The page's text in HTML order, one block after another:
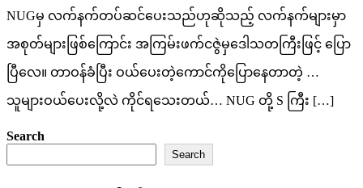
NUGမှ လက်နက်တပ်ဆင်ပေးသည်ဟုဆိုသည့် လက်နက်များမှာ
အစုတ်များဖြစ်ကြောင်း အကြမ်းဖက်ငဇွဲမှဒေါသတကြီးဖြင့် ပြော
ပြီလေ။ တာဝန်ခံပြီး ဝယ်ပေးတဲ့ကောင်ကိုပြောနေတာတဲ့ …
သူများဝယ်ပေးလို့လဲ ကိုင်ရသေးတယ်… NUG တို့ S ကြီး […]
Search
Search